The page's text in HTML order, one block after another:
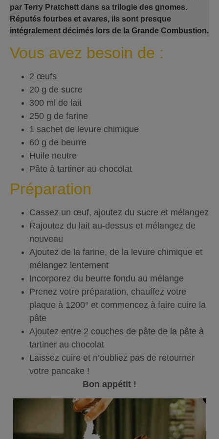
par Terry Pratchett dans sa trilogie des gnomes.
Réputés fourbes et avares, ils sont presque
intégralement décimés lors de la Grande Combustion.
Vous avez besoin de :
2 œufs
20 g de sucre
300 ml de lait
250 g de farine
1 sachet de levure chimique
60 g de beurre
Huile neutre
Pâte à tartiner au chocolat
Préparation
Cassez un œuf, ajoutez du sucre et mélangez
Rajoutez du lait au-dessus et mélangez de
nouveau
Ajoutez de la farine, de la levure chimique et
mélangez lentement
Incorporez du beurre fondu au mélange
Prenez votre préparation, chauffez votre
plaque à 1200° et commencez à faire cuire la
pâte
Ajoutez entre 2 couches de pâte de la pâte à
tartiner au chocolat
Laissez cuire et n’oubliez pas de retourner
votre pancake !
Bon appétit !